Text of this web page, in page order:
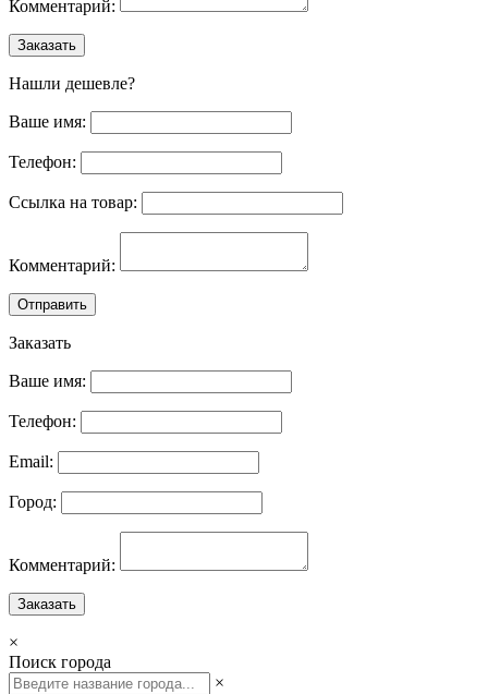
Комментарий:
Заказать
Нашли дешевле?
Ваше имя:
Телефон:
Ссылка на товар:
Комментарий:
Отправить
Заказать
Ваше имя:
Телефон:
Email:
Город:
Комментарий:
Заказать
×
Поиск города
×